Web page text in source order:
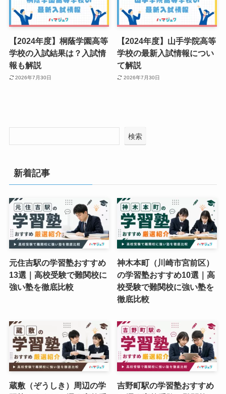
【2024年度】桐蔭学園高等
学校の入試結果は？入試情
報も解説
2026年7月30日
【2024年度】山手学院高等
学校の最新入試情報につい
て解説
2026年7月30日
検索
新着記事
元住吉駅の学習塾おすすめ
13選｜高校受験で難関校に
強い塾を徹底比較
神木本町（川崎市宮前区）
の学習塾おすすめ10選｜高
校受験で難関校に強い塾を
徹底比較
蔵敷（ぞうしき）周辺の学
吉野町駅の学習塾おすすめ